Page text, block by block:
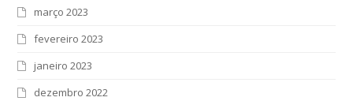
março 2023
fevereiro 2023
janeiro 2023
dezembro 2022